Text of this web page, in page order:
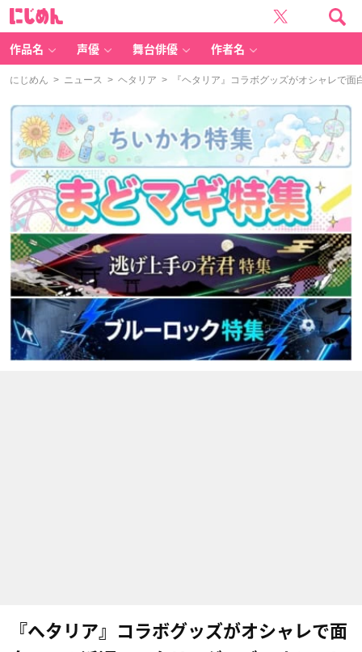
作品名 声優 舞台俳優 作者名
にじめん > ニュース > ヘタリア > 『ヘタリア』コラボグッズがオシャレで面
『ヘタリア』コラボグッズがオシャレで面